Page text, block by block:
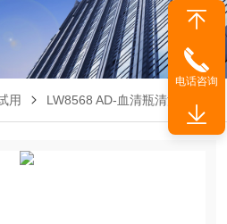
用 LW8568 AD-血清瓶清洗机
电话咨询